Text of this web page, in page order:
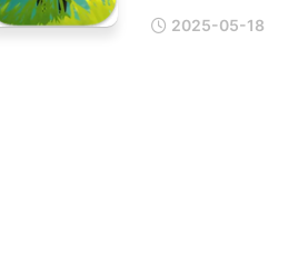
工
具
2025-05-18